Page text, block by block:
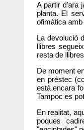
A partir d'ara
planta. El
ofimàtica
La devolució
llibres
resta de
De moment
en préstec
està encara
Tampoc es
En realitat,
poques